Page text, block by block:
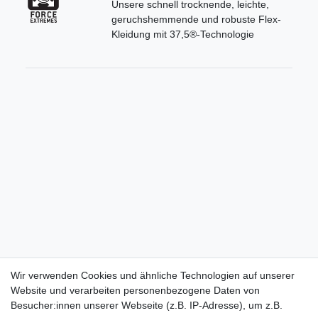
Unsere schnell trocknende, leichte,
geruchshemmende und robuste Flex-
Kleidung mit 37,5®-Technologie
Wir verwenden Cookies und ähnliche Technologien auf unserer
Website und verarbeiten personenbezogene Daten von
Besucher:innen unserer Webseite (z.B. IP-Adresse), um z.B.